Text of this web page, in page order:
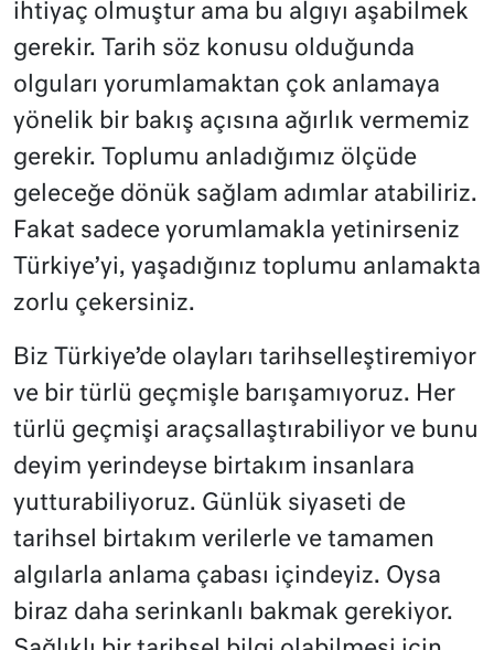
ihtiyaç olmuştur ama bu algıyı aşabilmek
gerekir. Tarih söz konusu olduğunda
olguları yorumlamaktan çok anlamaya
yönelik bir bakış açısına ağırlık vermemiz
gerekir. Toplumu anladığımız ölçüde
geleceğe dönük sağlam adımlar atabiliriz.
Fakat sadece yorumlamakla yetinirseniz
Türkiye’yi, yaşadığınız toplumu anlamakta
zorlu çekersiniz.
Biz Türkiye’de olayları tarihselleştiremiyor
ve bir türlü geçmişle barışamıyoruz. Her
türlü geçmişi araçsallaştırabiliyor ve bunu
deyim yerindeyse birtakım insanlara
yutturabiliyoruz. Günlük siyaseti de
tarihsel birtakım verilerle ve tamamen
algılarla anlama çabası içindeyiz. Oysa
biraz daha serinkanlı bakmak gerekiyor.